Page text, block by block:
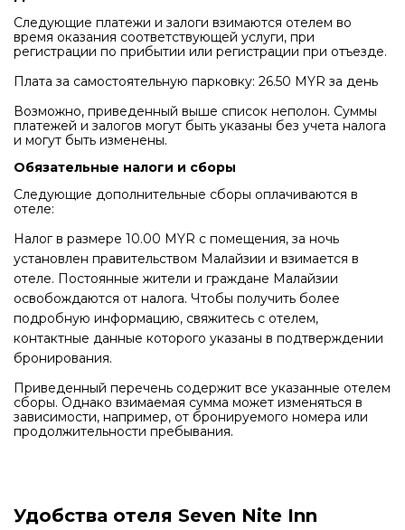
Следующие платежи и залоги взимаются отелем во
время оказания соответствующей услуги, при
регистрации по прибытии или регистрации при отъезде.
Плата за самостоятельную парковку: 26.50 MYR за день
Возможно, приведенный выше список неполон. Суммы
платежей и залогов могут быть указаны без учета налога
и могут быть изменены.
Обязательные налоги и сборы
Следующие дополнительные сборы оплачиваются в
отеле:
Налог в размере 10.00 MYR с помещения, за ночь
установлен правительством Малайзии и взимается в
отеле. Постоянные жители и граждане Малайзии
освобождаются от налога. Чтобы получить более
подробную информацию, свяжитесь с отелем,
контактные данные которого указаны в подтверждении
бронирования.
Приведенный перечень содержит все указанные отелем
сборы. Однако взимаемая сумма может изменяться в
зависимости, например, от бронируемого номера или
продолжительности пребывания.
Удобства отеля Seven Nite Inn